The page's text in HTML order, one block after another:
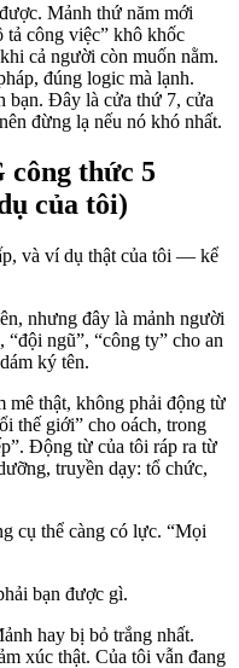
Mảnh thứ năm mới
tả công việc” khô khốc
cả người còn muốn nằm.
đúng logic mà lạnh.
bạn. Đây là cửa thứ 7, cửa
đừng lạ nếu nó khó nhất.
công thức 5
của tôi)
và ví dụ thật của tôi — kể
nhưng đây là mảnh người
“đội ngũ”, “công ty” cho an
ký tên.
thật, không phải động từ
thế giới” cho oách, trong
Động từ của tôi ráp ra từ
truyền dạy: tổ chức,
cụ thể càng có lực. “Mọi
bạn được gì.
hay bị bỏ trắng nhất.
xúc thật. Của tôi vẫn đang